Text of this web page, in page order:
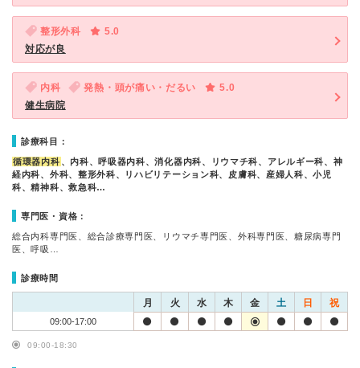
整形外科
5.0
対応が良
内科 発熱・頭が痛い・だるい
5.0
健生病院
診療科目：
循環器内科 、内科、呼吸器内科、消化器内科、リウマチ科、アレルギー科、神
経内科、外科、整形外科、リハビリテーション科、皮膚科、産婦人科、小児
科、精神科、救急科…
専門医・資格：
総合内科専門医、総合診療専門医、リウマチ専門医、外科専門医、糖尿病専門
医、呼吸…
診療時間
月 火 水 木 金 土 日 祝
09:00-17:00
09:00-18:30